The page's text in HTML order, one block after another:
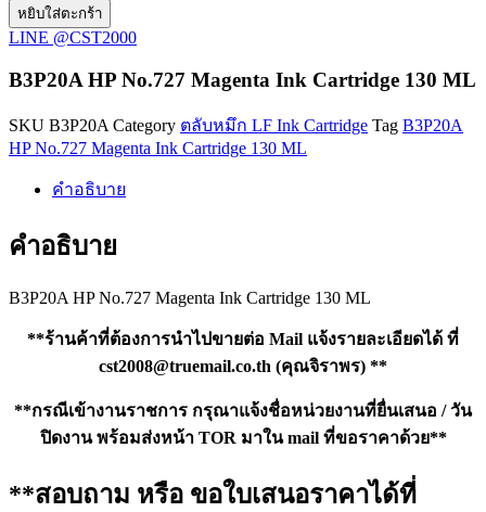
B3P20A
HP
No.727
Magenta
Ink
130
ML
หยิบใส่ตะกร้า
LINE @CST2000
B3P20A HP No.727 Magenta Ink Cartridge 130 ML
SKU B3P20A Category ตลับหมึก LF Ink Cartridge Tag B3P20A
HP No.727 Magenta Ink Cartridge 130 ML
คำอธิบาย
คำอธิบาย
B3P20A HP No.727 Magenta Ink Cartridge 130 ML
**ร้านค้าที่ต้องการนำไปขายต่อ Mail แจ้งรายละเอียดได้ ที่
cst2008@truemail.co.th (คุณจิราพร) **
**กรณีเข้างานราชการ กรุณาแจ้งชื่อหน่วยงานที่ยื่นเสนอ / วัน
ปิดงาน พร้อมส่งหน้า TOR มาใน mail ที่ขอราคาด้วย**
**สอบถาม หรือ ขอใบเสนอราคาได้ที่